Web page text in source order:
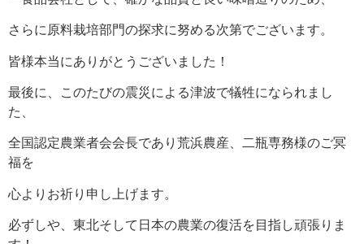
さらに原料栽培部門の探求に努める次第でございます。
皆様本当にありがとうございました！
最後に、このたびの震災による津波で犠牲になられまし
た、
全国認定農業者会会長であり荒浜農産、二瓶専務様のご冥
福を
心よりお祈り申し上げます。
必ずしや、東北そして日本の農業の復活を目指し頑張りま